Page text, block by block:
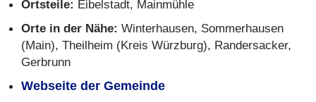
Ortsteile: Eibelstadt, Mainmühle
Orte in der Nähe: Winterhausen, Sommerhausen
(Main), Theilheim (Kreis Würzburg), Randersacker,
Gerbrunn
Webseite der Gemeinde